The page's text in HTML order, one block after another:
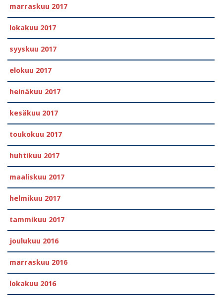
marraskuu 2017
lokakuu 2017
syyskuu 2017
elokuu 2017
heinäkuu 2017
kesäkuu 2017
toukokuu 2017
huhtikuu 2017
maaliskuu 2017
helmikuu 2017
tammikuu 2017
joulukuu 2016
marraskuu 2016
lokakuu 2016